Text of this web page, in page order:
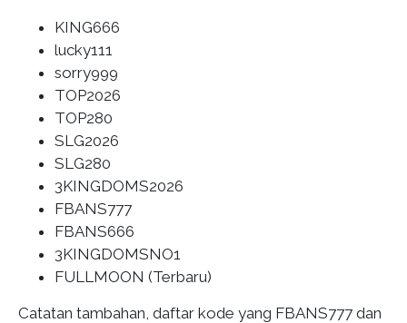
KING666
lucky111
sorry999
TOP2026
TOP280
SLG2026
SLG280
3KINGDOMS2026
FBANS777
FBANS666
3KINGDOMSNO1
FULLMOON (Terbaru)
Catatan tambahan, daftar kode yang FBANS777 dan